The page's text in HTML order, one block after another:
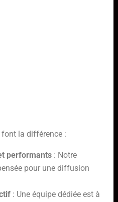
la différence :
performants: Notre
pour une diffusion
: Une équipe dédiée est à